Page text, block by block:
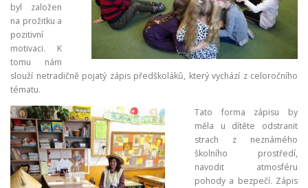
byl založen
na prožitku a
pozitivní
motivaci. K
tomu nám
slouží netradičně pojatý zápis předškoláků, který vychází z celoročního
tématu.
Tato forma zápisu by
měla u dítěte odstranit
strach z neznámého
školního prostředí,
navodit atmosféru
pohody a bezpečí. Zápis